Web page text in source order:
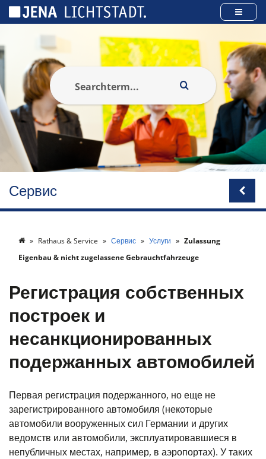
Сервис
Rathaus & Service Сервис Услуги
Zulassung
Eigenbau & nicht zugelassene Gebrauchtfahrzeuge
Регистрация собственных
построек и
несанкционированных
подержанных автомобилей
Первая регистрация подержанного, но еще не
зарегистрированного автомобиля (некоторые
автомобили вооруженных сил Германии и других
ведомств или автомобили, эксплуатировавшиеся в
непубличных местах, например, в аэропортах). У таких
Панель управления cookies